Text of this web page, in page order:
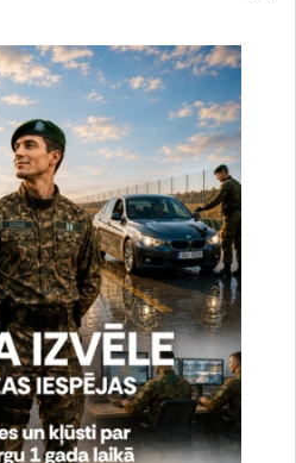
bija noderīga?